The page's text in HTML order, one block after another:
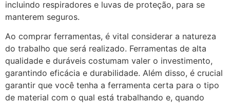
incluindo respiradores e luvas de proteção, para se
manterem seguros.
Ao comprar ferramentas, é vital considerar a natureza
do trabalho que será realizado. Ferramentas de alta
qualidade e duráveis costumam valer o investimento,
garantindo eficácia e durabilidade. Além disso, é crucial
garantir que você tenha a ferramenta certa para o tipo
de material com o qual está trabalhando e, quando